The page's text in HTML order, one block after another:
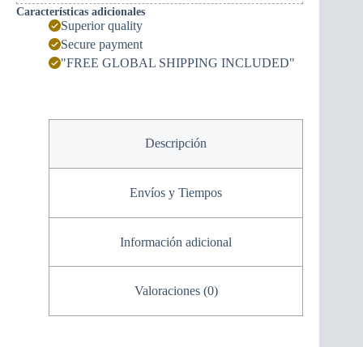
Características adicionales
Superior quality
Secure payment
"FREE GLOBAL SHIPPING INCLUDED"
Descripción
Envíos y Tiempos
Información adicional
Valoraciones (0)